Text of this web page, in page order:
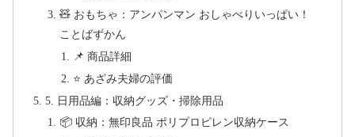
🧸 おもちゃ：アンパンマン おしゃべりいっぱい！
ことばずかん
📌 商品詳細
⭐ あざみ夫婦の評価
5. 日用品編：収納グッズ・掃除用品
📦 収納：無印良品 ポリプロピレン収納ケース